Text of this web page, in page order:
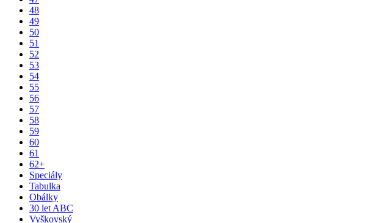
48
49
50
51
52
53
54
55
56
57
58
59
60
61
62+
Speciály
Tabulka
Obálky
30 let ABC
Vyškovský